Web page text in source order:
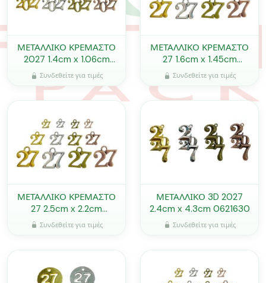
ΜΕΤΑΛΛΙΚΟ ΚΡΕΜΑΣΤΟ
2027 1.4cm x 1.06cm
0621633
Συνδεθείτε για τιμές
ΜΕΤΑΛΛΙΚΟ ΚΡΕΜΑΣΤΟ
27 1.6cm x 1.45cm
0621623
Συνδεθείτε για τιμές
ΜΕΤΑΛΛΙΚΟ ΚΡΕΜΑΣΤΟ
27 2.5cm x 2.2cm
0621624
Συνδεθείτε για τιμές
ΜΕΤΑΛΛΙΚΟ 3D 2027
2.4cm x 4.3cm 0621630
Συνδεθείτε για τιμές